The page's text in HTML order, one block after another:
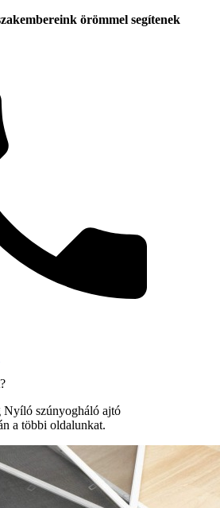
örömmel segítenek
Nyíló szúnyogháló ajtó
a többi oldalunkat.